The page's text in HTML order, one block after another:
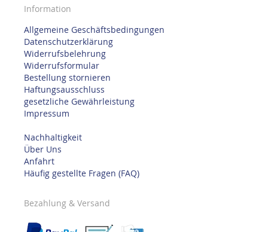
Information
Allgemeine Geschäftsbedingungen
Datenschutzerklärung
Widerrufsbelehrung
Widerrufsformular
Bestellung stornieren
Haftungsausschluss
gesetzliche Gewährleistung
Impressum
Nachhaltigkeit
Über Uns
Anfahrt
Häufig gestellte Fragen (FAQ)
Bezahlung & Versand